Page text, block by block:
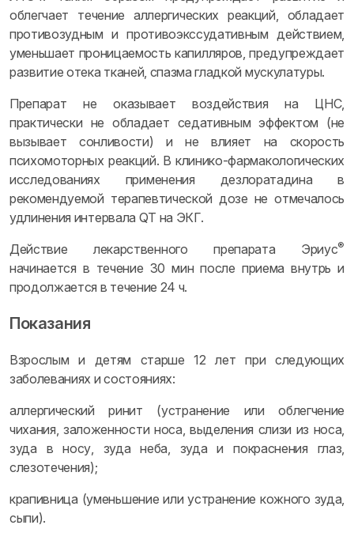
облегчает течение аллергических реакций, обладает
противозудным и противоэкссудативным действием,
уменьшает проницаемость капилляров, предупреждает
развитие отека тканей, спазма гладкой мускулатуры.
Препарат не оказывает воздействия на ЦНС,
практически не обладает седативным эффектом (не
вызывает сонливости) и не влияет на скорость
психомоторных реакций. В клинико-фармакологических
исследованиях применения дезлоратадина в
рекомендуемой терапевтической дозе не отмечалось
удлинения интервала QТ на ЭКГ.
Действие лекарственного препарата Эриус®
начинается в течение 30 мин после приема внутрь и
продолжается в течение 24 ч.
Показания
Взрослым и детям старше 12 лет при следующих
заболеваниях и состояниях:
аллергический ринит (устранение или облегчение
чихания, заложенности носа, выделения слизи из носа,
зуда в носу, зуда неба, зуда и покраснения глаз,
слезотечения);
крапивница (уменьшение или устранение кожного зуда,
сыпи).